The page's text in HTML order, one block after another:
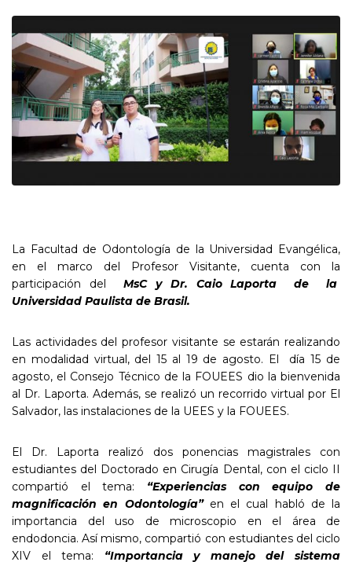
La Facultad de Odontología de la Universidad Evangélica,
en el marco del Profesor Visitante, cuenta con la
participación del MsCy Dr. CaioLaporta de la
Universidad Paulista de Brasil.
Las actividades del profesor visitante se estarán realizando
en modalidad virtual, del 15 al 19 de agosto. El día 15 de
agosto, el Consejo Técnico de la FOUEES dio la bienvenida
al Dr. Laporta. Además, se realizó un recorrido virtual por El
Salvador, las instalaciones de la UEES y la FOUEES.
El Dr. Laporta realizó dos ponencias magistrales con
estudiantes del Doctorado en Cirugía Dental, con el ciclo II
compartió el tema: “Experiencias con equipo de
magnificación en Odontología” en el cual habló de la
importancia del uso de microscopio en el área de
endodoncia. Así mismo, compartió con estudiantes del ciclo
XIV el tema: “Importanciay manejo del sistema